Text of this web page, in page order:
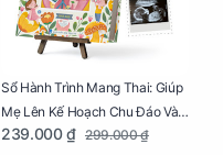
Sổ Hành Trình Mang Thai: Giúp
Mẹ Lên Kế Hoạch Chu Đáo Và
Lưu Giữ Kỷ Niệm Mang Thai
239.000 ₫ 299.000 ₫